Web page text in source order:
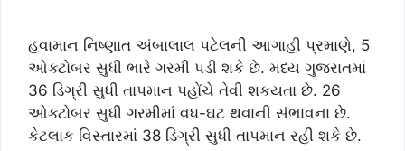
હવામાન નિષ્ણાત અંબાલાલ પટેલની આગાહી પ્રમાણે, 5
ઓક્ટોબર સુધી ભારે ગરમી પડી શકે છે. મધ્ય ગુજરાતમાં
36 ડિગ્રી સુધી તાપમાન પહોંચે તેવી શકયતા છે. 26
ઓક્ટોબર સુધી ગરમીમાં વધ-ઘટ થવાની સંભાવના છે.
કેટલાક વિસ્તારમાં 38 ડિગ્રી સુધી તાપમાન રહી શકે છે.